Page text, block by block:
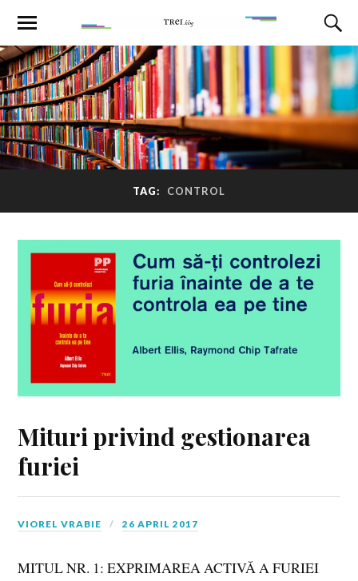
TAG: CONTROL
Mituri privind gestionarea
furiei
VIOREL VRABIE 26 APRIL 2017
MITUL NR. 1: EXPRIMAREA ACTIVĂ A FURIEI